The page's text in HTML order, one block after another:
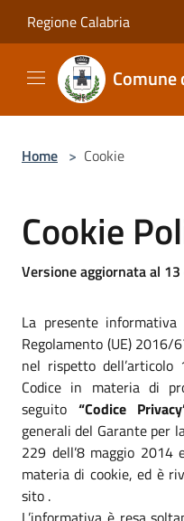
Regione Calabria
Comune
Home > Cookie
Cookie
Versione aggiornata al
La presente
Regolamento (UE)
nel rispetto
Codice in materia di
seguito “Codice
generali del Garante per
229 dell’8 maggio
materia di cookie, ed è
sito .